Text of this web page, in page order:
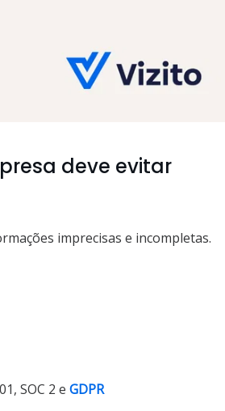
deve evitar
imprecisas e incompletas.
SOC 2 e GDPR